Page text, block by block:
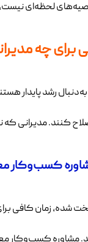
لحظه‌ای
چه
رشد
کنند. مدیرانی که
زمان کافی برای